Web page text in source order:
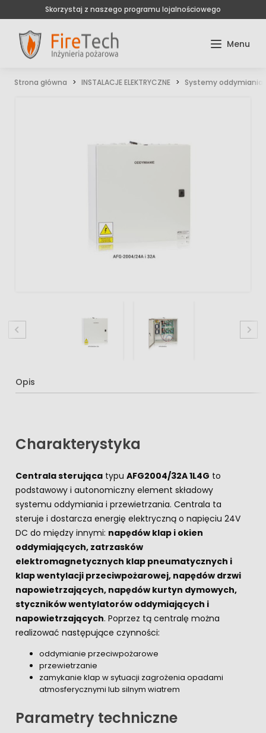
Skorzystaj z naszego programu lojalnościowego
Strona główna INSTALACJE ELEKTRYCZNE Systemy oddymiania
Opis
Charakterystyka
Centrala sterująca typu AFG2004/32A 1L4G to
podstawowy i autonomiczny element składowy
systemu oddymiania i przewietrzania. Centrala ta
steruje i dostarcza energię elektryczną o napięciu 24V
DC do między innymi: napędów klap i okien
oddymiających, zatrzasków
elektromagnetycznych klap pneumatycznych i
klap wentylacji przeciwpożarowej, napędów drzwi
napowietrzających, napędów kurtyn dymowych,
styczników wentylatorów oddymiających i
napowietrzających. Poprzez tą centralę można
realizować następujące czynności:
oddymianie przeciwpożarowe
przewietrzanie
zamykanie klap w sytuacji zagrożenia opadami
atmosferycznymi lub silnym wiatrem
Parametry techniczne